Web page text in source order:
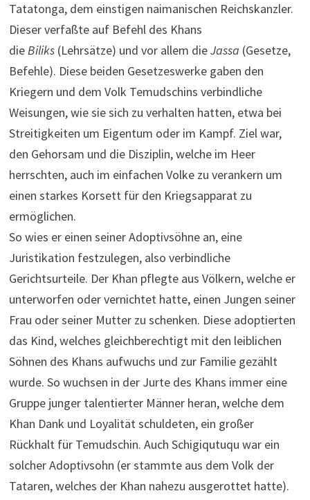
Tatatonga, dem einstigen naimanischen Reichskanzler.
Dieser verfaßte auf Befehl des Khans
dieBiliks (Lehrsätze) und vor allem dieJassa (Gesetze,
Befehle). Diese beiden Gesetzeswerke gaben den
Kriegern und dem Volk Temudschins verbindliche
Weisungen, wie sie sich zu verhalten hatten, etwa bei
Streitigkeiten um Eigentum oder im Kampf. Ziel war,
den Gehorsam und die Disziplin, welche im Heer
herrschten, auch im einfachen Volke zu verankern um
einen starkes Korsett für den Kriegsapparat zu
ermöglichen.
So wies er einen seiner Adoptivsöhne an, eine
Juristikation festzulegen, also verbindliche
Gerichtsurteile. Der Khan pflegte aus Völkern, welche er
unterworfen oder vernichtet hatte, einen Jungen seiner
Frau oder seiner Mutter zu schenken. Diese adoptierten
das Kind, welches gleichberechtigt mit den leiblichen
Söhnen des Khans aufwuchs und zur Familie gezählt
wurde. So wuchsen in der Jurte des Khans immer eine
Gruppe junger talentierter Männer heran, welche dem
Khan Dank und Loyalität schuldeten, ein großer
Rückhalt für Temudschin. Auch Schigiqutuqu war ein
solcher Adoptivsohn (er stammte aus dem Volk der
Tataren, welches der Khan nahezu ausgerottet hatte).